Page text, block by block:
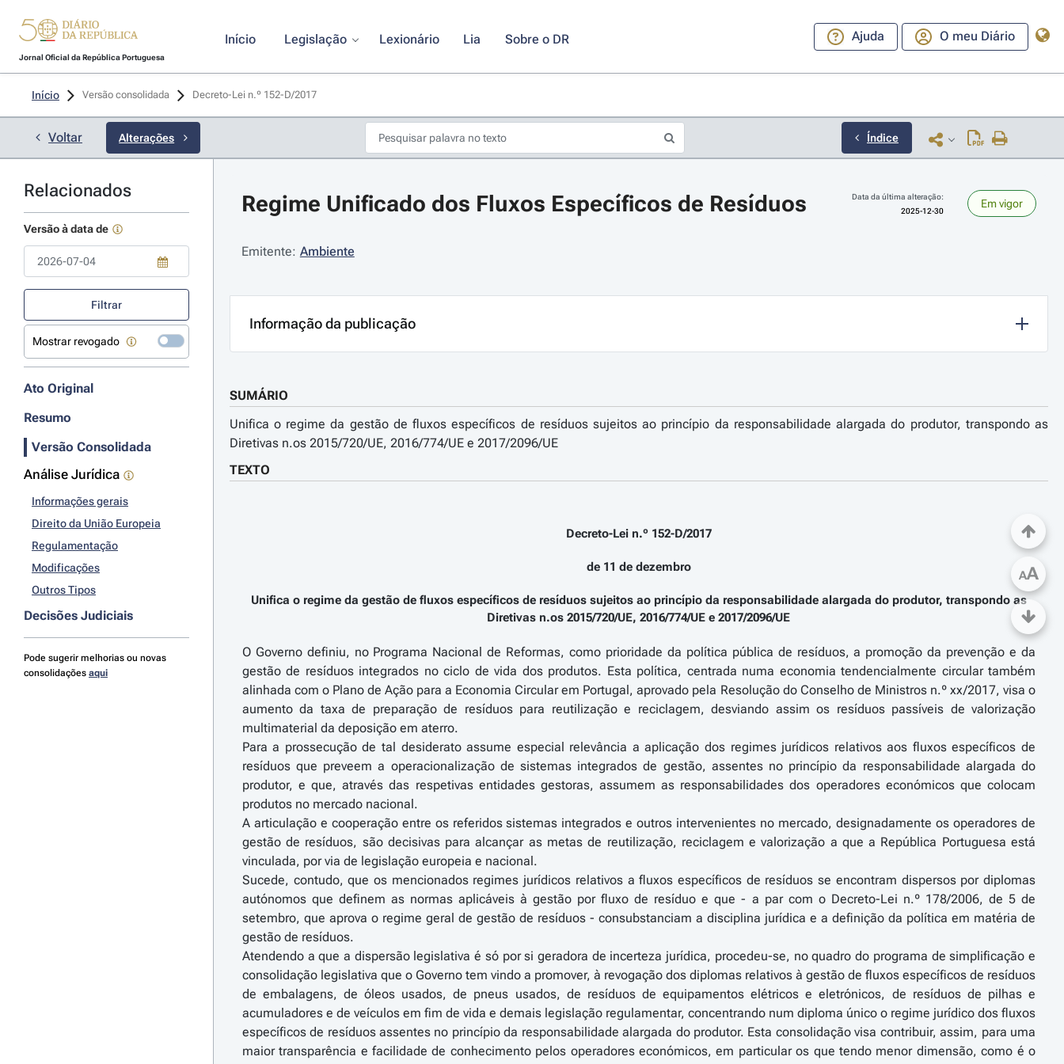
Jornal Oficial da República Portuguesa
Início Legislação Lexionário Lia Sobre o DR Ajuda O meu Diário
Início Versão consolidada Decreto-Lei n.º 152-D/2017
Voltar Alterações Índice
Relacionados
Versão à data de
Filtrar
Mostrar revogado
Ato Original
Resumo
Versão Consolidada
Análise Jurídica
Informações gerais
Direito da União Europeia
Regulamentação
Modificações
Outros Tipos
Decisões Judiciais
Pode sugerir melhorias ou novas
consolidações aqui
Regime Unificado dos Fluxos Específicos de Resíduos
Data da última alteração:
2025-12-30
Em vigor
Emitente: Ambiente
Informação da publicação
SUMÁRIO
Unifica o regime da gestão de fluxos específicos de resíduos sujeitos ao princípio da responsabilidade alargada do produtor, transpondo as
Diretivas n.os 2015/720/UE, 2016/774/UE e 2017/2096/UE
TEXTO
Decreto-Lei n.º 152-D/2017
de 11 de dezembro
Unifica o regime da gestão de fluxos específicos de resíduos sujeitos ao princípio da responsabilidade alargada do produtor, transpondo as
Diretivas n.os 2015/720/UE, 2016/774/UE e 2017/2096/UE
O Governo definiu, no Programa Nacional de Reformas, como prioridade da política pública de resíduos, a promoção da prevenção e da
gestão de resíduos integrados no ciclo de vida dos produtos. Esta política, centrada numa economia tendencialmente circular também
alinhada com o Plano de Ação para a Economia Circular em Portugal, aprovado pela Resolução do Conselho de Ministros n.º xx/2017, visa o
aumento da taxa de preparação de resíduos para reutilização e reciclagem, desviando assim os resíduos passíveis de valorização
multimaterial da deposição em aterro.
Para a prossecução de tal desiderato assume especial relevância a aplicação dos regimes jurídicos relativos aos fluxos específicos de
resíduos que preveem a operacionalização de sistemas integrados de gestão, assentes no princípio da responsabilidade alargada do
produtor, e que, através das respetivas entidades gestoras, assumem as responsabilidades dos operadores económicos que colocam
produtos no mercado nacional.
A articulação e cooperação entre os referidos sistemas integrados e outros intervenientes no mercado, designadamente os operadores de
gestão de resíduos, são decisivas para alcançar as metas de reutilização, reciclagem e valorização a que a República Portuguesa está
vinculada, por via de legislação europeia e nacional.
Sucede, contudo, que os mencionados regimes jurídicos relativos a fluxos específicos de resíduos se encontram dispersos por diplomas
autónomos que definem as normas aplicáveis à gestão por fluxo de resíduo e que - a par com o Decreto-Lei n.º 178/2006, de 5 de
setembro, que aprova o regime geral de gestão de resíduos - consubstanciam a disciplina jurídica e a definição da política em matéria de
gestão de resíduos.
Atendendo a que a dispersão legislativa é só por si geradora de incerteza jurídica, procedeu-se, no quadro do programa de simplificação e
consolidação legislativa que o Governo tem vindo a promover, à revogação dos diplomas relativos à gestão de fluxos específicos de resíduos
de embalagens, de óleos usados, de pneus usados, de resíduos de equipamentos elétricos e eletrónicos, de resíduos de pilhas e
acumuladores e de veículos em fim de vida e demais legislação regulamentar, concentrando num diploma único o regime jurídico dos fluxos
específicos de resíduos assentes no princípio da responsabilidade alargada do produtor. Esta consolidação visa contribuir, assim, para uma
maior transparência e facilidade de conhecimento pelos operadores económicos, em particular os que tendo menor dimensão, como é o
AA